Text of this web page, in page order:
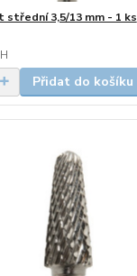
střední 3,5/13 mm - 1 ks
Přidat do košíku